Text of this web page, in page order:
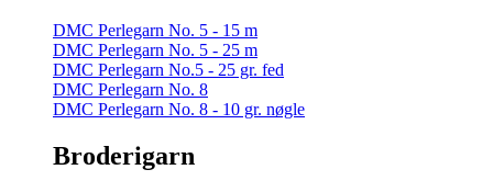
DMC Perlegarn No. 5 - 15 m
DMC Perlegarn No. 5 - 25 m
DMC Perlegarn No.5 - 25 gr. fed
DMC Perlegarn No. 8
DMC Perlegarn No. 8 - 10 gr. nøgle
Broderigarn